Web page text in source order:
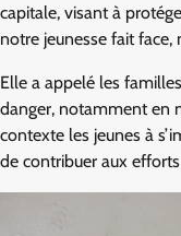
capitale, visant à
notre jeunesse fait
Elle a appelé les
danger, notamment en
contexte les jeunes à
de contribuer aux